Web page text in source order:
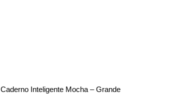
Caderno Inteligente Mocha – Grande